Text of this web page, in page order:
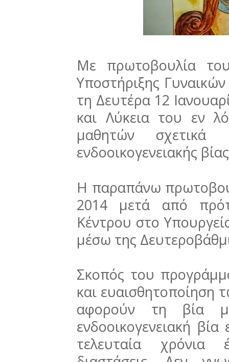
Με πρωτοβουλία
Υποστήριξης
τη Δευτέρα 12
και Λύκεια του εν
μαθητών
ενδοοικογενειακής
Η παραπάνω
2014 μετά από
Κέντρου στο
μέσω της
Σκοπός του
και
αφορούν τη βία
ενδοοικογενειακή
τελευταία χρόνια